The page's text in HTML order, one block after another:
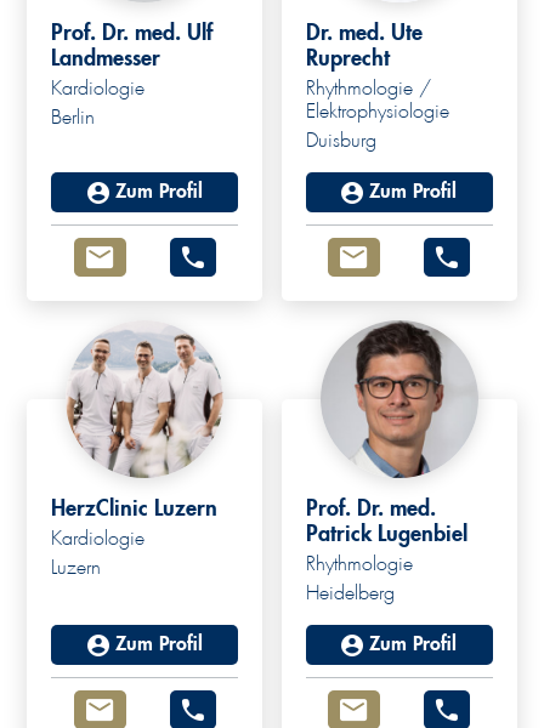
Prof. Dr. med. Ulf
Landmesser
Kardiologie
Berlin
Zum Profil
Dr. med. Ute
Ruprecht
Rhythmologie /
Elektrophysiologie
Duisburg
Zum Profil
HerzClinic Luzern
Kardiologie
Luzern
Zum Profil
Prof. Dr. med.
Patrick Lugenbiel
Rhythmologie
Heidelberg
Zum Profil